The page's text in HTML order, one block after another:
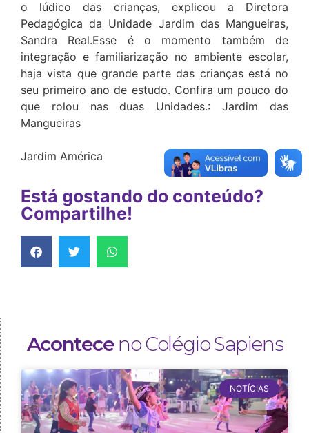
o lúdico das crianças, explicou a Diretora
Pedagógica da Unidade Jardim das Mangueiras,
Sandra Real.Esse é o momento também de
integração e familiarização no ambiente escolar,
haja vista que grande parte das crianças está no
seu primeiro ano de estudo. Confira um pouco do
que rolou nas duas Unidades.: Jardim das
Mangueiras
Jardim América
Está gostando do conteúdo?
Compartilhe!
Aconteceno Colégio Sapiens
NOTÍCIAS